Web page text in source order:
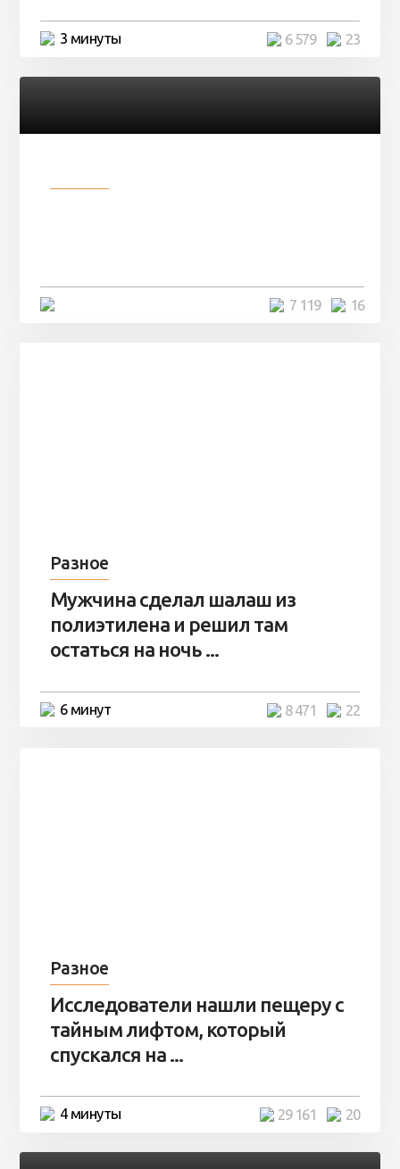
3 минуты 23
6 579
16
7 119
Разное
Мужчина сделал шалаш из
полиэтилена и решил там
остаться на ночь ...
6 минут 22
8 471
Разное
Исследователи нашли пещеру с
тайным лифтом, который
спускался на ...
4 минуты 20
29 161